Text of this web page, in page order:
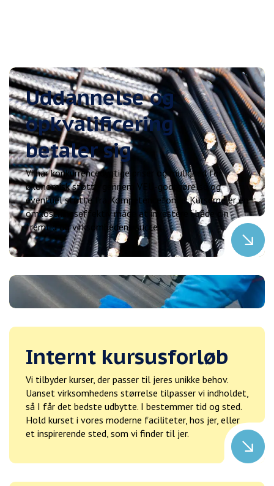
Uddannelse og
opkvalificering
betaler sig
Vi har konkurrencedygtige priser og mulighed for
økonomisk støtte gennem VEU-godtgørelse og
eventuel støtte fra Kompetencefonde. Kurserne er en
omkostningseffektiv måde at investere i både din
fremtid og virksomhedens succes.
Internt kursusforløb
Vi tilbyder kurser, der passer til jeres unikke behov.
Uanset virksomhedens størrelse tilpasser vi indholdet,
så I får det bedste udbytte. I bestemmer tid og sted.
Hold kurset i vores moderne faciliteter, hos jer, eller
et inspirerende sted, som vi finder til jer.